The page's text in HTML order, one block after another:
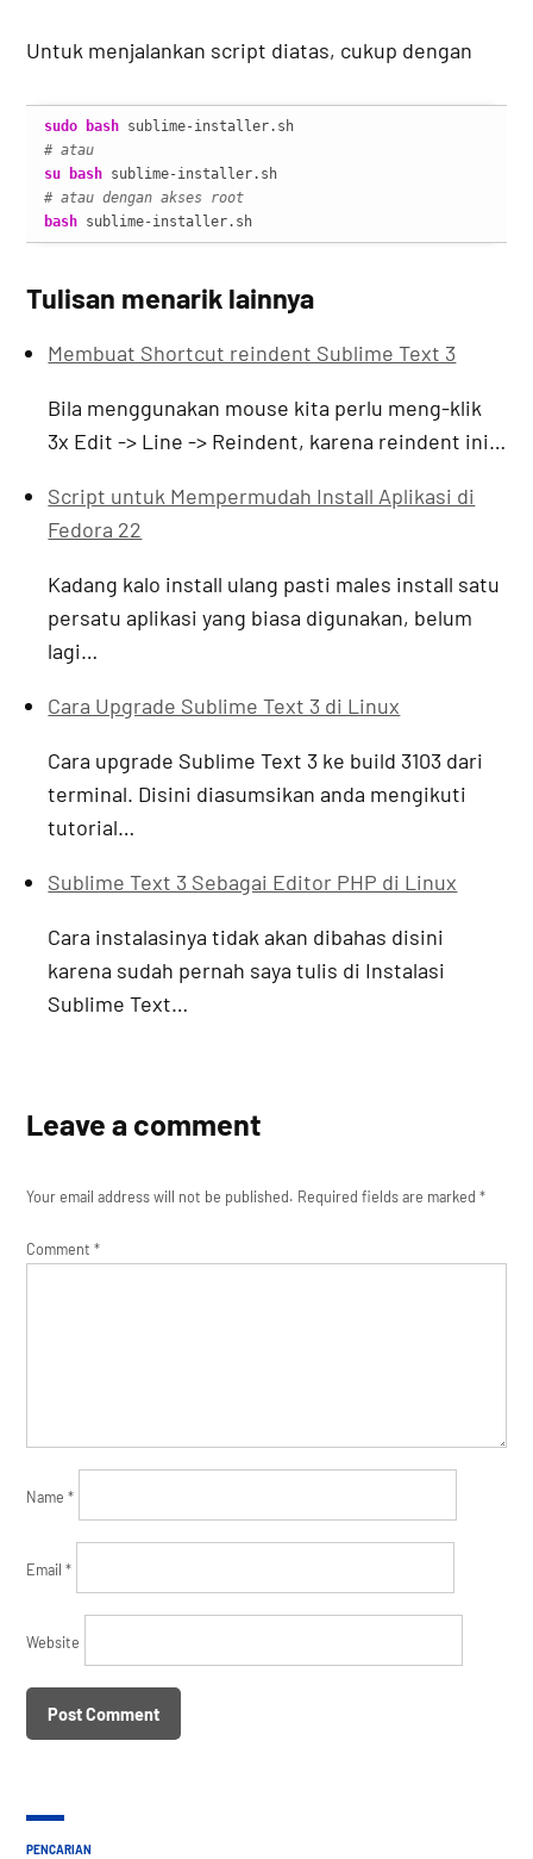
Untuk menjalankan script diatas, cukup dengan
sudo bash
# atau
su
bash
# atau dengan akses root
bash sublime-installer.sh
Tulisan menarik lainnya
Membuat Shortcut reindent Sublime Text 3
Bila menggunakan mouse kita perlu meng-klik
3x Edit -> Line -> Reindent, karena reindent ini…
Script untuk Mempermudah Install Aplikasi di
Fedora 22
Kadang kalo install ulang pasti males install satu
persatu aplikasi yang biasa digunakan, belum
lagi…
Cara Upgrade Sublime Text 3 di Linux
Cara upgrade Sublime Text 3 ke build 3103 dari
terminal. Disini diasumsikan anda mengikuti
tutorial…
Sublime Text 3 Sebagai Editor PHP di Linux
Cara instalasinya tidak akan dibahas disini
karena sudah pernah saya tulis di Instalasi
Sublime Text…
Leave a comment
Your email address will not be published. Required fields are marked*
Comment*
Name*
Email*
Website
PENCARIAN